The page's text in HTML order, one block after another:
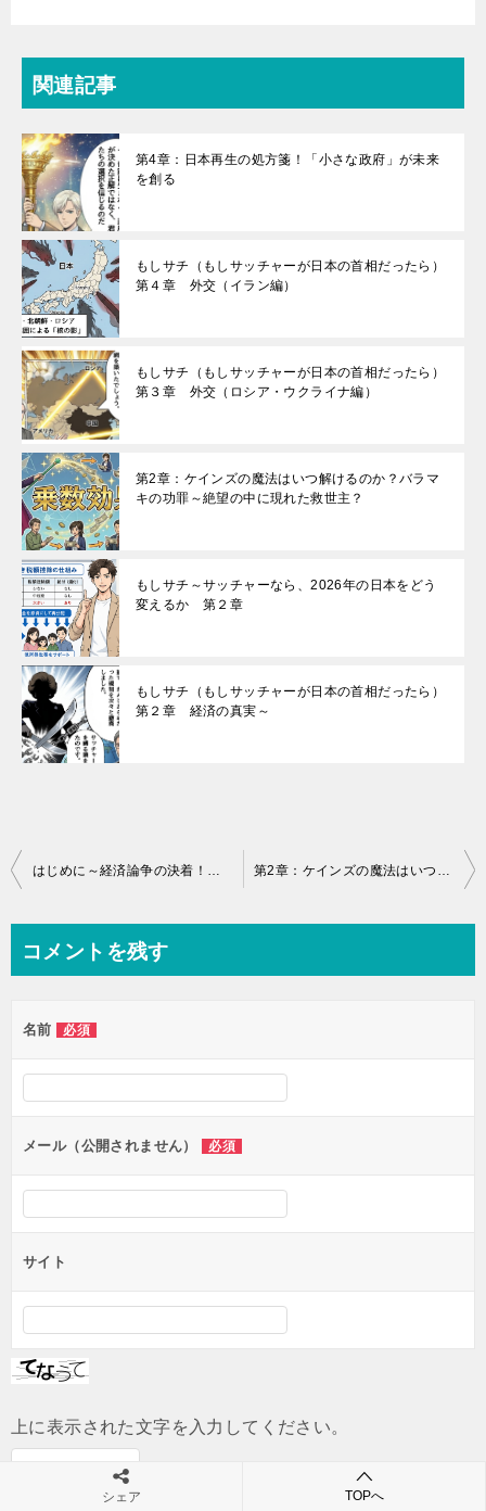
関連記事
第4章：日本再生の処方箋！「小さな政府」が未来
を創る
もしサチ（もしサッチャーが日本の首相だったら）
第４章 外交（イラン編）
もしサチ（もしサッチャーが日本の首相だったら）
第３章 外交（ロシア・ウクライナ編）
第2章：ケインズの魔法はいつ解けるのか？バラマ
キの功罪～絶望の中に現れた救世主？
もしサチ～サッチャーなら、2026年の日本をどう
変えるか 第２章
もしサチ（もしサッチャーが日本の首相だったら）
第２章 経済の真実～
投
ビ
ー
シ
ン
はじめに～経済論争の決着！ハイエク・ケインズ・マルクス…「小さな政府」が富を創る 第2章：ケインズの魔法はいつ解けるのか？バラマキの功罪～絶望の中に現れた救世主？
コメントを残す
名前 必須
メール（公開されません） 必須
サイト
上に表示された文字を入力してください。
シェア TOPへ